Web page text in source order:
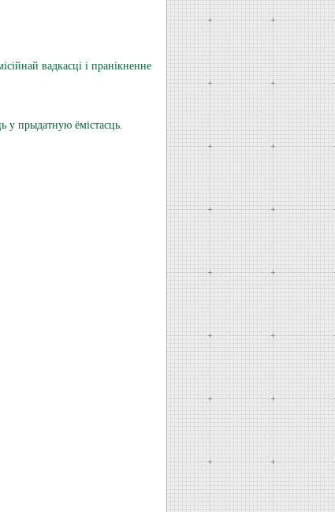
вадкасці і пранікненне
у прыдатную ёмістасць.